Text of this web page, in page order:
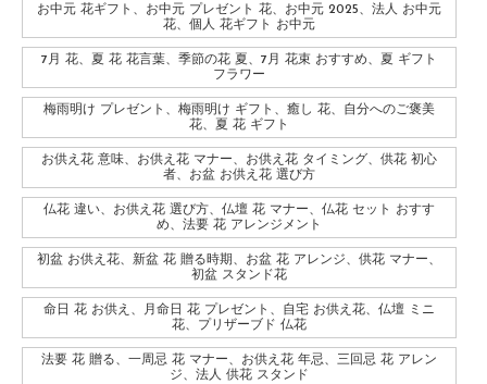
お中元 花ギフト、お中元 プレゼント 花、お中元 2025、法人 お中元
花、個人 花ギフト お中元
7月 花、夏 花 花言葉、季節の花 夏、7月 花束 おすすめ、夏 ギフト
フラワー
梅雨明け プレゼント、梅雨明け ギフト、癒し 花、自分へのご褒美
花、夏 花 ギフト
お供え花 意味、お供え花 マナー、お供え花 タイミング、供花 初心
者、お盆 お供え花 選び方
仏花 違い、お供え花 選び方、仏壇 花 マナー、仏花 セット おすす
め、法要 花 アレンジメント
初盆 お供え花、新盆 花 贈る時期、お盆 花 アレンジ、供花 マナー、
初盆 スタンド花
命日 花 お供え、月命日 花 プレゼント、自宅 お供え花、仏壇 ミニ
花、プリザーブド 仏花
法要 花 贈る、一周忌 花 マナー、お供え花 年忌、三回忌 花 アレン
ジ、法人 供花 スタンド